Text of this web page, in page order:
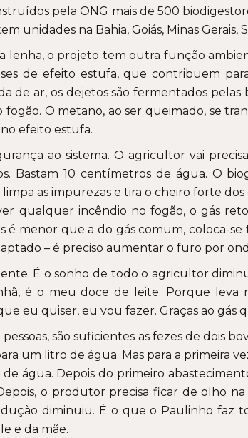
pela ONG mais de 500
unidades na Bahia, Goiás, Minas Gerais,
lenha, o projeto tem outra função
de efeito estufa, que contribuem
de ar, os dejetos são fermentados
fogão. O metano, ao ser queimado, se
efeito estufa.
ao sistema. O agricultor vai
Bastam 10 centímetros de água. O
as impurezas e tira o cheiro forte dos
qualquer incêndio no fogão, o gás
é menor que a do gás comum, coloca-se
– é preciso aumentar o furo por
É o sonho de todo o agricultor
é o meu doce de leite. Porque leva
eu quiser, eu vou fazer. Graças ao gás
são suficientes as fezes de dois
um litro de água. Mas para a primeira
água. Depois do primeiro
o produtor precisa ficar de olho
diminuiu. É o que o Paulinho faz
e da mãe.